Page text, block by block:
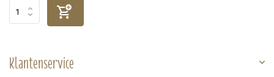
Klantenservice